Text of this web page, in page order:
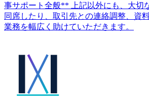
事サポート全般** 上記以外にも、大切
同席したり、取引先との連絡調整、資
業務を幅広く助けていただきます。